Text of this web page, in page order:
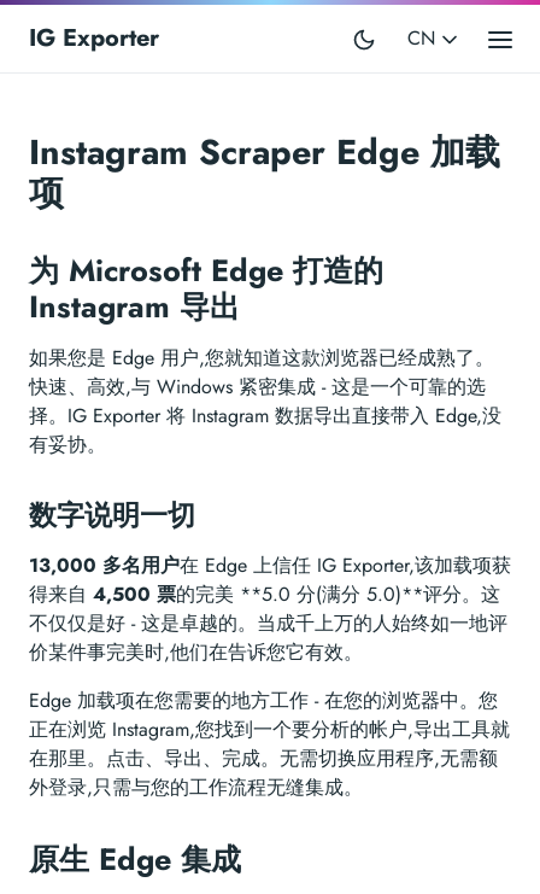
IG Exporter CN
Instagram Scraper Edge 加载
项
为 Microsoft Edge 打造的
Instagram 导出
如果您是 Edge 用户,您就知道这款浏览器已经成熟了。
快速、高效,与 Windows 紧密集成 - 这是一个可靠的选
择。IG Exporter 将 Instagram 数据导出直接带入 Edge,没
有妥协。
数字说明一切
13,000 多名用户在 Edge 上信任 IG Exporter,该加载项获
得来自 4,500 票的完美 **5.0 分(满分 5.0)**评分。这
不仅仅是好 - 这是卓越的。当成千上万的人始终如一地评
价某件事完美时,他们在告诉您它有效。
Edge 加载项在您需要的地方工作 - 在您的浏览器中。您
正在浏览 Instagram,您找到一个要分析的帐户,导出工具就
在那里。点击、导出、完成。无需切换应用程序,无需额
外登录,只需与您的工作流程无缝集成。
原生 Edge 集成